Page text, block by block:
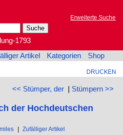
Erweiterte Suche
1793
Artikel Kategorien Shop
DRUCKEN
<< Stümper, der| Stümpern >>
der Hochdeutschen
Zufälliger Artikel